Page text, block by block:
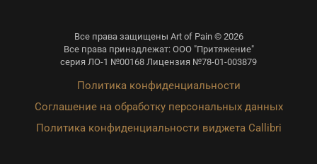
Все права защищены Art of Pain © 2026
Все права принадлежат: ООО "Притяжение"
серия ЛО-1 №00168 Лицензия №78-01-003879
Политика конфиденциальности
Соглашение на обработку персональных данных
Политика конфиденциальности виджета Callibri